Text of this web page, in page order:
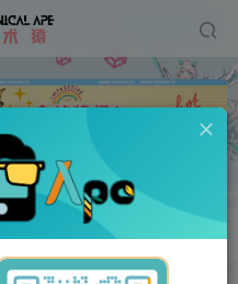
秒读懂全世界！
关注